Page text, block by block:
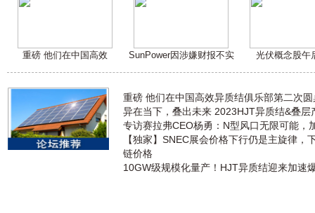
重磅 他们在中国高效 SunPower因涉嫌财报不实 光伏概念股午
重磅 他们在中国高效异质结俱乐部第二次
异在当下，叠出未来 2023HJT异质结&叠层
专访赛拉弗CEO杨勇：N型风口无限可能，
【独家】SNEC展会价格下行仍是主旋律，
链价格
10GW级规模化量产！HJT异质结迎来加速